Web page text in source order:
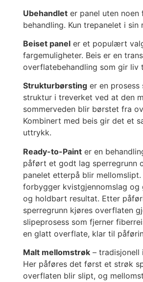
Ubehandleter panel uten noen
behandling. Kun trepanelet i sin
Beiset paneler et populært
fargemuligheter. Beis er en
overflatebehandling som gir liv
Strukturbørstinger en prosess
struktur i treverket ved at den
sommerveden blir børstet fra
Kombinert med beis gir det et
uttrykk.
Ready-to-Painter en
påført et godt lag sperregrunn
panelet etterpå blir mellomslipt.
forbygger kvistgjennomslag og
og holdbart resultat. Etter
sperregrunn kjøres overflaten
slipeprosess som fjerner
en glatt overflate, klar til
Malt mellomstrøk– tradisjonell
Her påføres det først et strøk
overflaten blir slipt, og